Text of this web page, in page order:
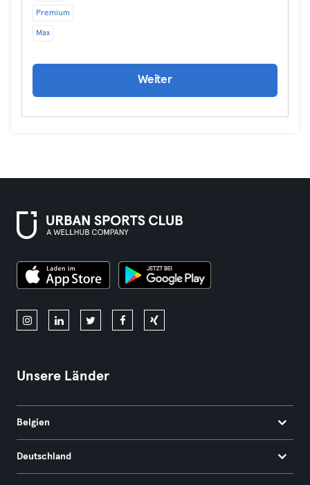
Premium
Max
Weiter
Unsere Länder
Belgien
Deutschland